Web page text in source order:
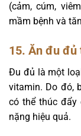
(cảm, cúm,
mầm bệnh và
15. Ăn đu đủ
Đu đủ là một
vitamin. Do đó,
có thể thúc đẩy
nặng hiệu quả.